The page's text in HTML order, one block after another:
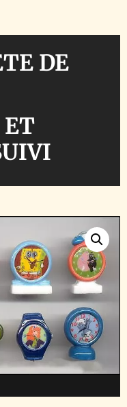
DE
ET